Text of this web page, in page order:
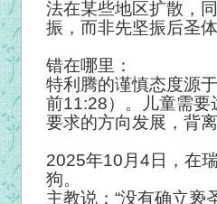
法在某些地区扩散，
振，而非先坚振后圣体
错在哪里：
特利腾的谨慎态度源
前11:28）。儿童需要
要求的方向发展，背
2025年10月4日，在
狗。
主教说：“没有确立亵